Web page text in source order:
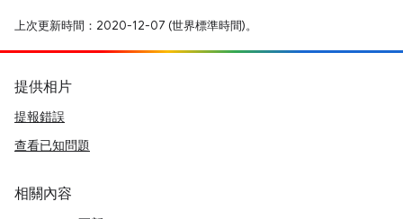
上次更新時間：2020-12-07 (世界標準時間)。
提供相片
提報錯誤
查看已知問題
相關內容